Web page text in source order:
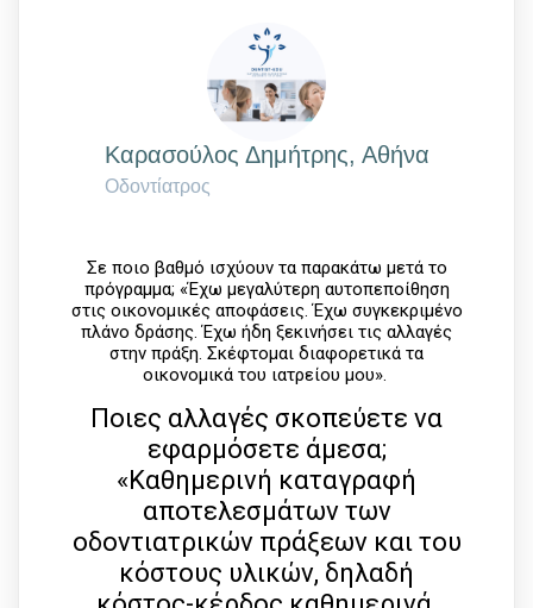
Kαρασούλος Δημήτρης, Αθήνα
Οδοντίατρος
Σε ποιο βαθμό ισχύουν τα παρακάτω μετά το
πρόγραμμα; «Έχω μεγαλύτερη αυτοπεποίθηση
στις οικονομικές αποφάσεις. Έχω συγκεκριμένο
πλάνο δράσης. Έχω ήδη ξεκινήσει τις αλλαγές
στην πράξη. Σκέφτομαι διαφορετικά τα
οικονομικά του ιατρείου μου».
Ποιες αλλαγές σκοπεύετε να
εφαρμόσετε άμεσα;
«Καθημερινή καταγραφή
αποτελεσμάτων των
οδοντιατρικών πράξεων και του
κόστους υλικών, δηλαδή